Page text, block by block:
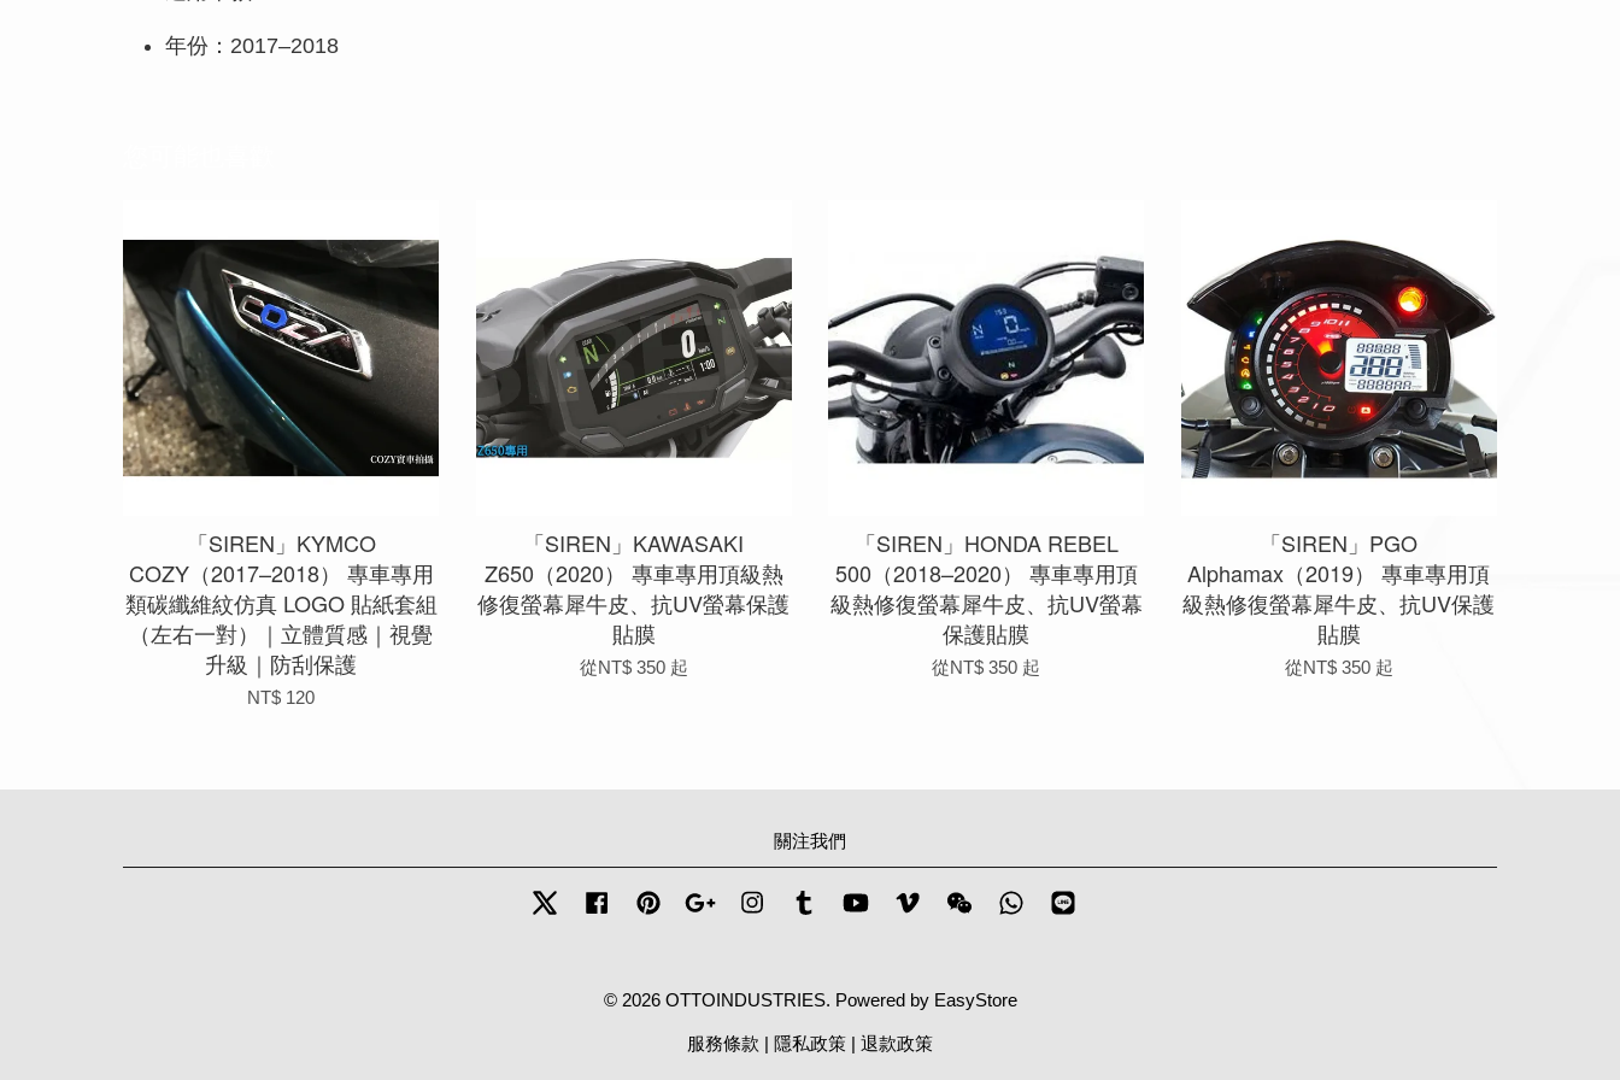
年份：2017–2018
「SIREN」KYMCO
COZY（2017–2018） 專車專用
類碳纖維紋仿真 LOGO 貼紙套組
（左右一對）｜立體質感｜視覺
升級｜防刮保護
NT$ 120
「SIREN」KAWASAKI
Z650（2020） 專車專用頂級熱
修復螢幕犀牛皮、抗UV螢幕保護
貼膜
從NT$ 350 起
「SIREN」HONDA REBEL
500（2018–2020） 專車專用頂
級熱修復螢幕犀牛皮、抗UV螢幕
保護貼膜
從NT$ 350 起
「SIREN」PGO
Alphamax（2019） 專車專用頂
級熱修復螢幕犀牛皮、抗UV保護
貼膜
從NT$ 350 起
關注我們
Twitter FacebookPinterestGoogle InstagramTumblr YouTubeVimeo Wechat Whatsapp
© 2026 OTTOINDUSTRIES. Powered by EasyStore
服務條款 | 隱私政策 | 退款政策